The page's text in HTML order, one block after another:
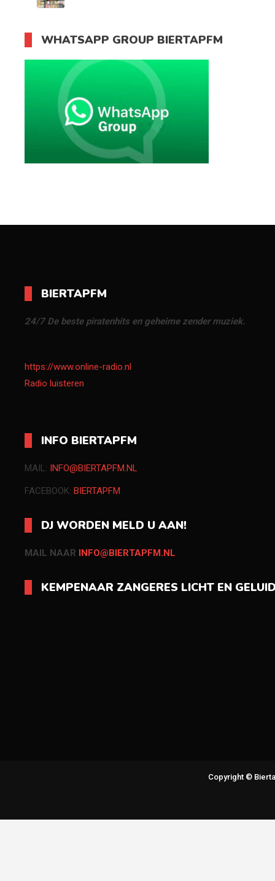
WHATSAPP GROUP BIERTAPFM
BIERTAPFM
24/7 De beste piratenhits en geheime zender muziek.
https://www.online-radio.nl
Radio luisteren
INFO BIERTAPFM
MAIL: INFO@BIERTAPFM.NL
FACEBOOK: BIERTAPFM
DJ WORDEN MELD U AAN!
MAIL NAAR INFO@BIERTAPFM.NL
KEMPENAAR ZANGERES LICHT EN
Copyright ©